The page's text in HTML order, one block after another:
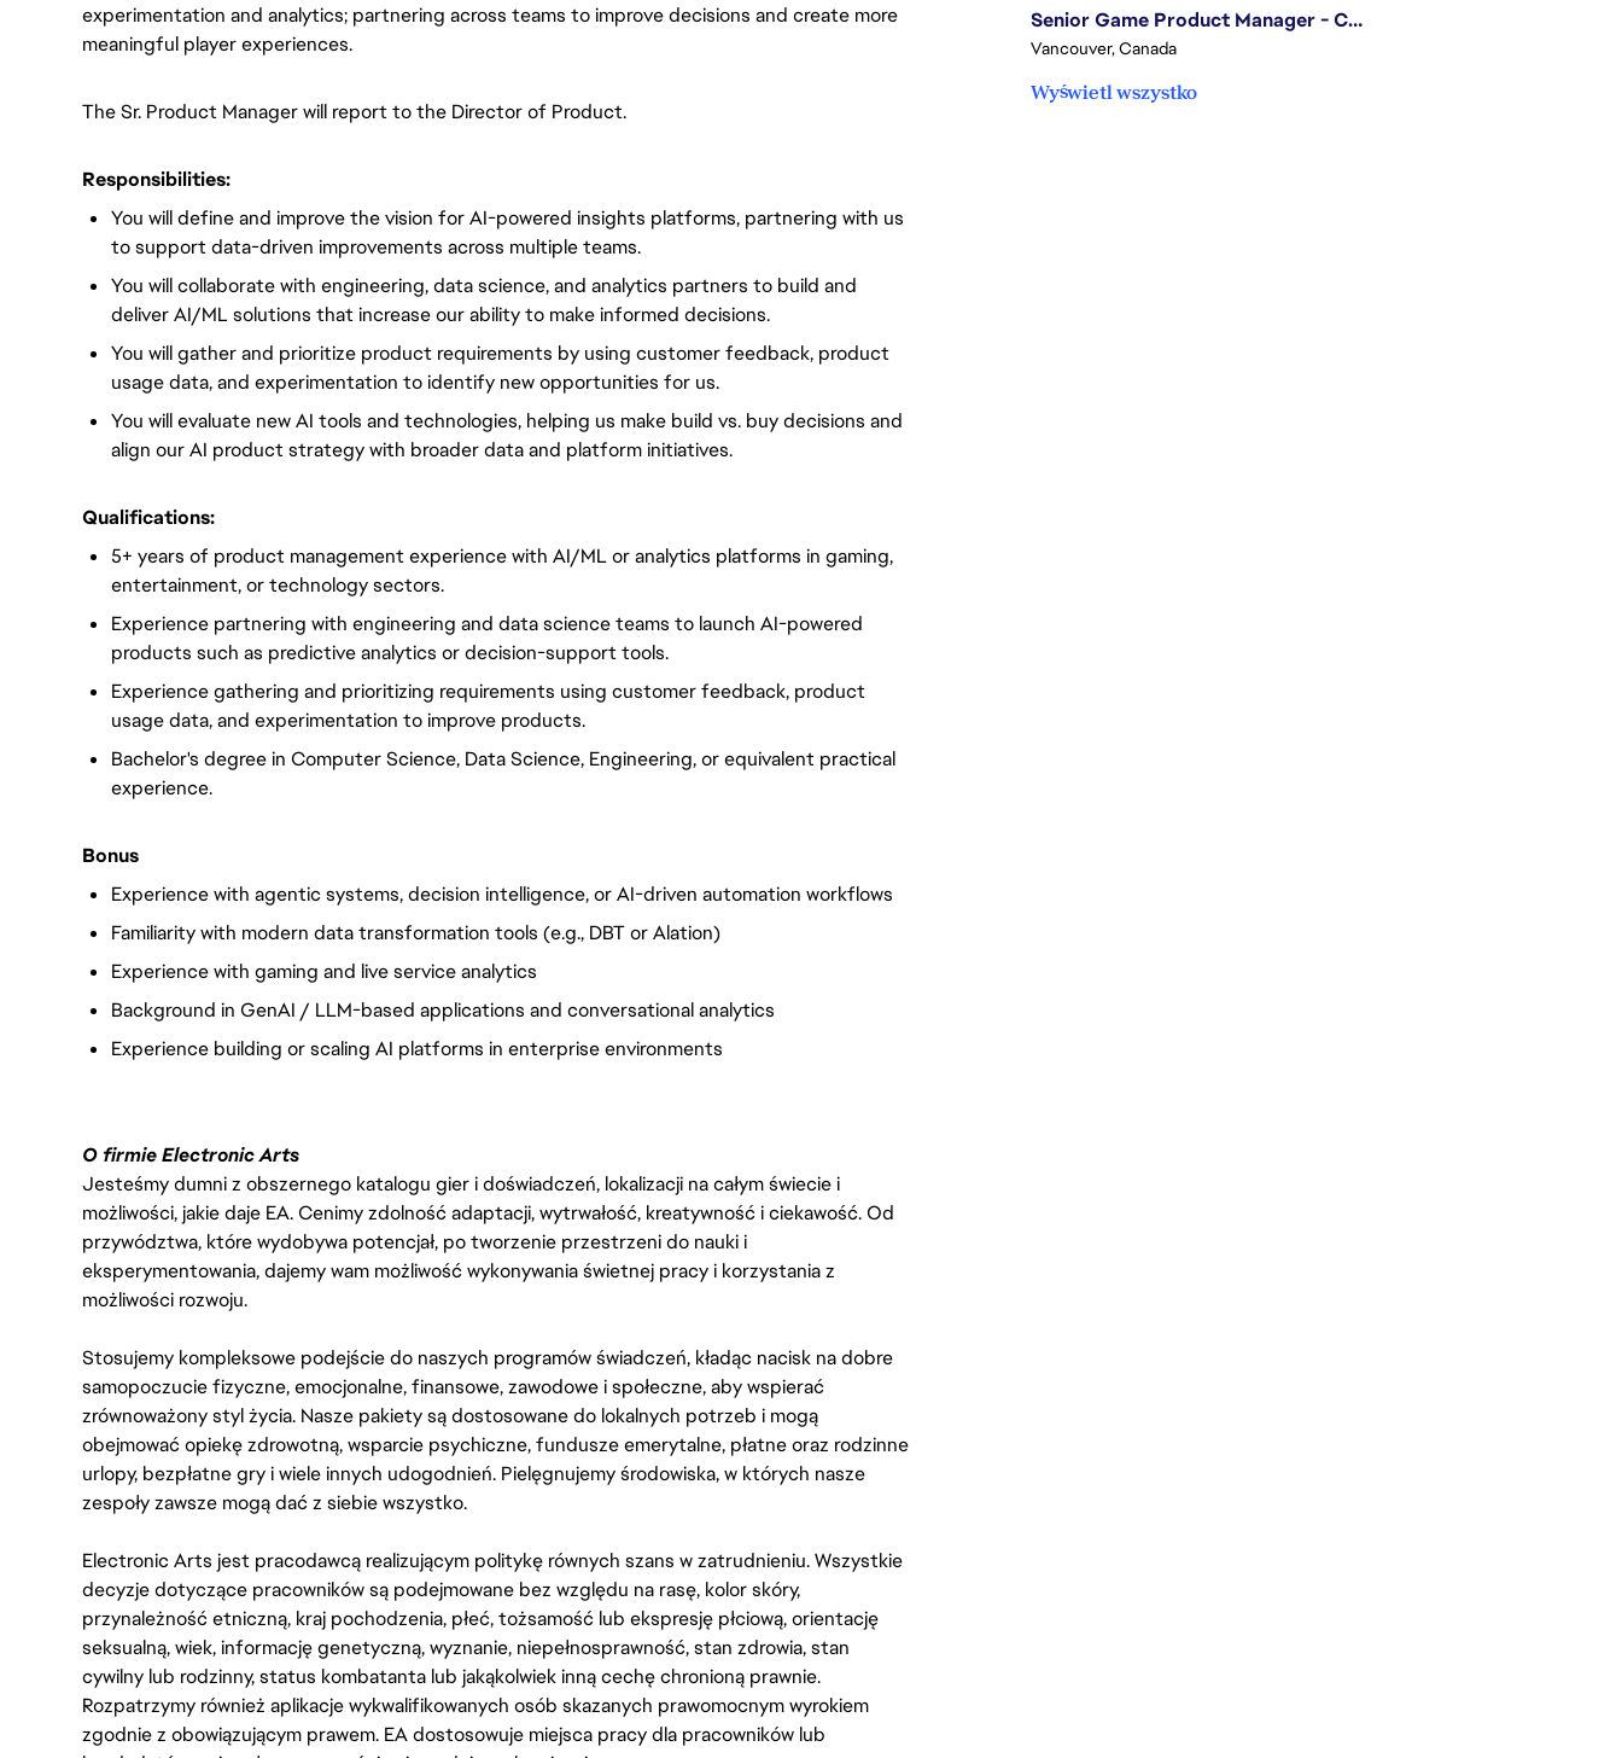
experimentation and analytics; partnering across teams to improve decisions and create more
meaningful player experiences.
The Sr. Product Manager will report to the Director of Product.
Responsibilities:
You will define and improve the vision for AI-powered insights platforms, partnering with us
to support data-driven improvements across multiple teams.
You will collaborate with engineering, data science, and analytics partners to build and
deliver AI/ML solutions that increase our ability to make informed decisions.
You will gather and prioritize product requirements by using customer feedback, product
usage data, and experimentation to identify new opportunities for us.
You will evaluate new AI tools and technologies, helping us make build vs. buy decisions and
align our AI product strategy with broader data and platform initiatives.
Qualifications:
5+ years of product management experience with AI/ML or analytics platforms in gaming,
entertainment, or technology sectors.
Experience partnering with engineering and data science teams to launch AI-powered
products such as predictive analytics or decision-support tools.
Experience gathering and prioritizing requirements using customer feedback, product
usage data, and experimentation to improve products.
Bachelor's degree in Computer Science, Data Science, Engineering, or equivalent practical
experience.
Bonus
Experience with agentic systems, decision intelligence, or AI-driven automation workflows
Familiarity with modern data transformation tools (e.g., DBT or Alation)
Experience with gaming and live service analytics
Background in GenAI / LLM-based applications and conversational analytics
Experience building or scaling AI platforms in enterprise environments
O firmie Electronic Arts
Jesteśmy dumni z obszernego katalogu gier i doświadczeń, lokalizacji na całym świecie i
możliwości, jakie daje EA. Cenimy zdolność adaptacji, wytrwałość, kreatywność i ciekawość. Od
przywództwa, które wydobywa potencjał, po tworzenie przestrzeni do nauki i
eksperymentowania, dajemy wam możliwość wykonywania świetnej pracy i korzystania z
możliwości rozwoju.
Stosujemy kompleksowe podejście do naszych programów świadczeń, kładąc nacisk na dobre
samopoczucie fizyczne, emocjonalne, finansowe, zawodowe i społeczne, aby wspierać
zrównoważony styl życia. Nasze pakiety są dostosowane do lokalnych potrzeb i mogą
obejmować opiekę zdrowotną, wsparcie psychiczne, fundusze emerytalne, płatne oraz rodzinne
urlopy, bezpłatne gry i wiele innych udogodnień. Pielęgnujemy środowiska, w których nasze
zespoły zawsze mogą dać z siebie wszystko.
Electronic Arts jest pracodawcą realizującym politykę równych szans w zatrudnieniu. Wszystkie
decyzje dotyczące pracowników są podejmowane bez względu na rasę, kolor skóry,
przynależność etniczną, kraj pochodzenia, płeć, tożsamość lub ekspresję płciową, orientację
seksualną, wiek, informację genetyczną, wyznanie, niepełnosprawność, stan zdrowia, stan
cywilny lub rodzinny, status kombatanta lub jakąkolwiek inną cechę chronioną prawnie.
Rozpatrzymy również aplikacje wykwalifikowanych osób skazanych prawomocnym wyrokiem
zgodnie z obowiązującym prawem. EA dostosowuje miejsca pracy dla pracowników lub
Senior Game Product Manager - College Football
Vancouver, Canada
Wyświetl wszystko